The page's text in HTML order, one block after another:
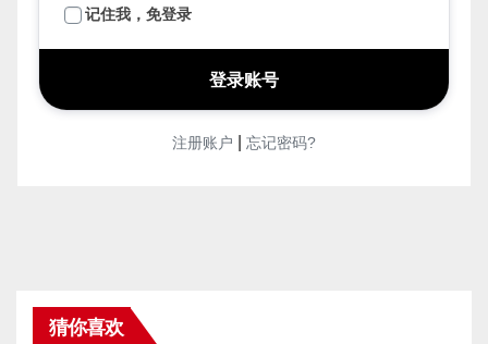
记住我，免登录
注册账户 忘记密码?
猜你喜欢